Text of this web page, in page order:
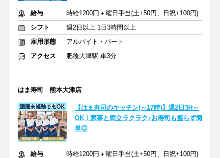
給与
時給1200円＋曜日手当(土+50円、日祝+100円)
シフト
週2日以上 1日3時間以上
雇用形態
アルバイト・パート
アクセス
肥後大津駅 車3分
はま寿司 熊本大津店
【はま寿司のキッチン(～17時)】週2日3H～
OK！家事と両立ラクラク♪お寿司も握らず簡
単◎
給与
時給1200円＋曜日手当(土+50円、日祝+100円)